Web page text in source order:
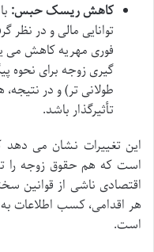
کاهش ریسک حبس:
توانایی مالی و در نظر
فوری مهریه کاهش می
گیری زوجه برای نحوه
طولانی تر) و در
تأثیرگذار باشد.
این تغییرات نشان می دهد
است که هم حقوق زوجه را
اقتصادی ناشی از قوانین
هر اقدامی، کسب اطلاعات
است.